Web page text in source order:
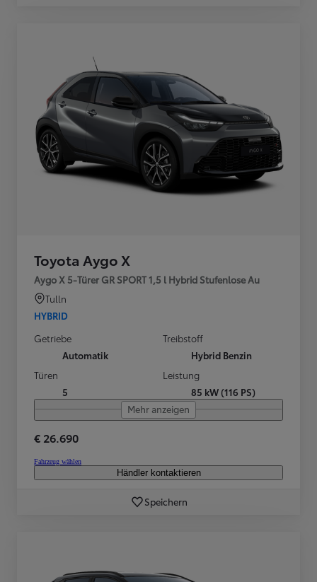
Toyota Aygo X
Aygo X 5-Türer GR SPORT 1,5 l Hybrid Stufenlose Au
Tulln
HYBRID
Getriebe
Automatik
Treibstoff
Hybrid Benzin
Türen
5
Leistung
85 kW (116 PS)
Mehr anzeigen
€ 26.690
Fahrzeug wählen
Händler kontaktieren
Speichern